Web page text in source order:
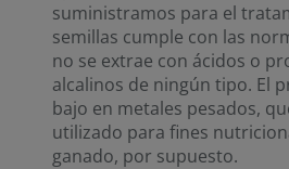
suministramos para el
semillas cumple con las
no se extrae con ácidos o
alcalinos de ningún tipo. El
bajo en metales pesados,
utilizado para fines
ganado, por supuesto.